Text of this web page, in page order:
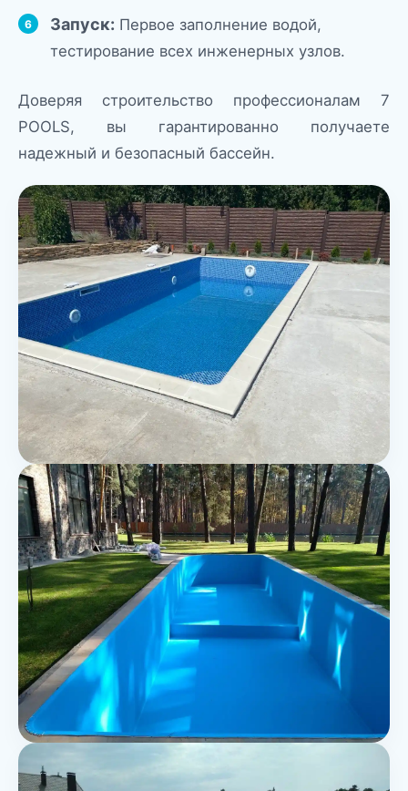
Запуск: Первое заполнение водой,
тестирование всех инженерных узлов.
Доверяя строительство профессионалам 7
POOLS, вы гарантированно получаете
надежный и безопасный бассейн.